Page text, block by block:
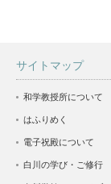
サイトマップ
和学教授所について
はふりめく
電子祝殿について
白川の学び・ご修行